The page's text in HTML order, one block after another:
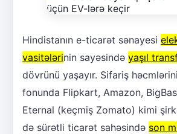
Hindistanın e-ticarət sənayesi
vasitələrinin sayəsində yaşıl
dövrünü yaşayır. Sifariş
fonunda Flipkart, Amazon,
Eternal (keçmiş Zomato) kimi
də sürətli ticarət sahəsində son